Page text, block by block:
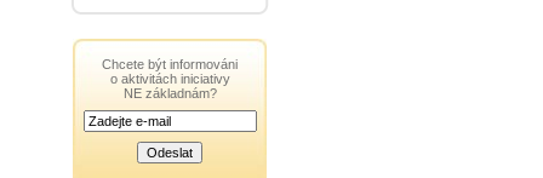
Chcete být informováni
o aktivitách iniciativy
NE základnám?